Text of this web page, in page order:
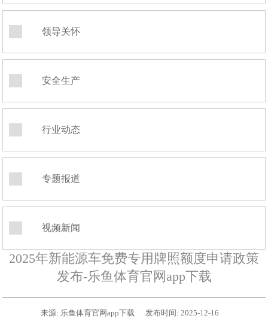
领导关怀
安全生产
行业动态
专题报道
视频新闻
2025年新能源车免费专用牌照额度申请政策
发布-乐鱼体育官网app下载
来源: 乐鱼体育官网app下载 发布时间: 2025-12-16